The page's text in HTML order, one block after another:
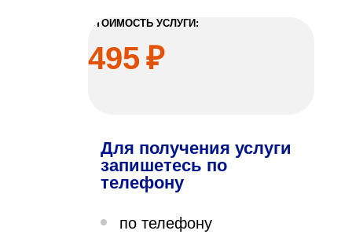
«Парус»
СТОИМОСТЬ УСЛУГИ:
495₽
Для получения услуги
запишетесь по
телефону
по телефону